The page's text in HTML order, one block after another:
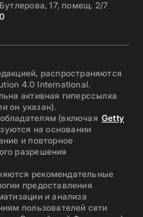
17, помещ. 2/7
распространяются
4.0 International.
активная гиперссылка
он указан).
(включая Getty
на основании
и повторное
разрешения
рекомендательные
предоставления
и анализа
пользователей сети